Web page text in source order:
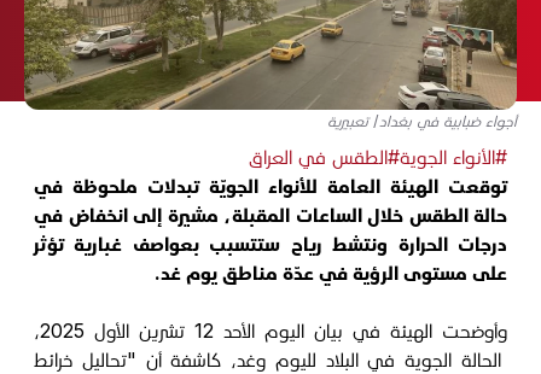
أجواء ضبابية في بغداد/ تعبيرية
#الأنواء الجوية#الطقس في العراق
توقعت الهيئة العامة للأنواء الجويّة تبدلات ملحوظة في
حالة الطقس خلال الساعات المقبلة، مشيرة إلى انخفاض في
درجات الحرارة ونتشط رياح ستتسبب بعواصف غبارية تؤثر
على مستوى الرؤية في عدّة مناطق يوم غد.
وأوضحت الهيئة في بيان اليوم الأحد 12 تشرين الأول 2025،
الحالة الجوية في البلاد لليوم وغد، كاشفة أن "تحاليل خرائط